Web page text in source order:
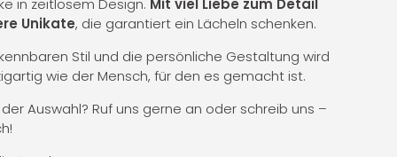
in zeitlosem Design. Mit viel Liebe zum Detail
Unikate, die garantiert ein Lächeln schenken.
Stil und die persönliche Gestaltung wird
wie der Mensch, für den es gemacht ist.
Auswahl? Ruf uns gerne an oder schreib uns –